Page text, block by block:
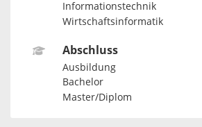
Informationstechnik
Wirtschaftsinformatik
Abschluss
Ausbildung
Bachelor
Master/Diplom